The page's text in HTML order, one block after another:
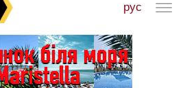
рус